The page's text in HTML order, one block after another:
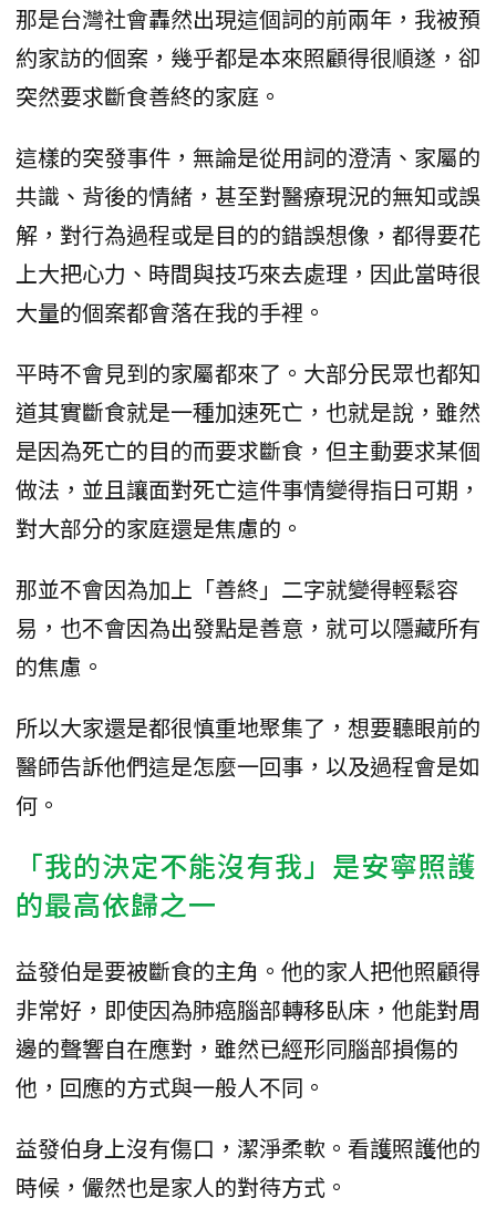
那是台灣社會轟然出現這個詞的前兩年，我被預
約家訪的個案，幾乎都是本來照顧得很順遂，卻
突然要求斷食善終的家庭。
這樣的突發事件，無論是從用詞的澄清、家屬的
共識、背後的情緒，甚至對醫療現況的無知或誤
解，對行為過程或是目的的錯誤想像，都得要花
上大把心力、時間與技巧來去處理，因此當時很
大量的個案都會落在我的手裡。
平時不會見到的家屬都來了。大部分民眾也都知
道其實斷食就是一種加速死亡，也就是說，雖然
是因為死亡的目的而要求斷食，但主動要求某個
做法，並且讓面對死亡這件事情變得指日可期，
對大部分的家庭還是焦慮的。
那並不會因為加上「善終」二字就變得輕鬆容
易，也不會因為出發點是善意，就可以隱藏所有
的焦慮。
所以大家還是都很慎重地聚集了，想要聽眼前的
醫師告訴他們這是怎麼一回事，以及過程會是如
何。
「我的決定不能沒有我」是安寧照護
的最高依歸之一
益發伯是要被斷食的主角。他的家人把他照顧得
非常好，即使因為肺癌腦部轉移臥床，他能對周
邊的聲響自在應對，雖然已經形同腦部損傷的
他，回應的方式與一般人不同。
益發伯身上沒有傷口，潔淨柔軟。看護照護他的
時候，儼然也是家人的對待方式。